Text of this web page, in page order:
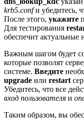
krb5.confи убедитесь,
После этого, укажите
Для тестирования
обеспечит актуальные
Важным шагом будет
которые позволят
системе. Введите
upgrade или restart
Убедитесь, что все
вход пользователя и
Таким образом, вы